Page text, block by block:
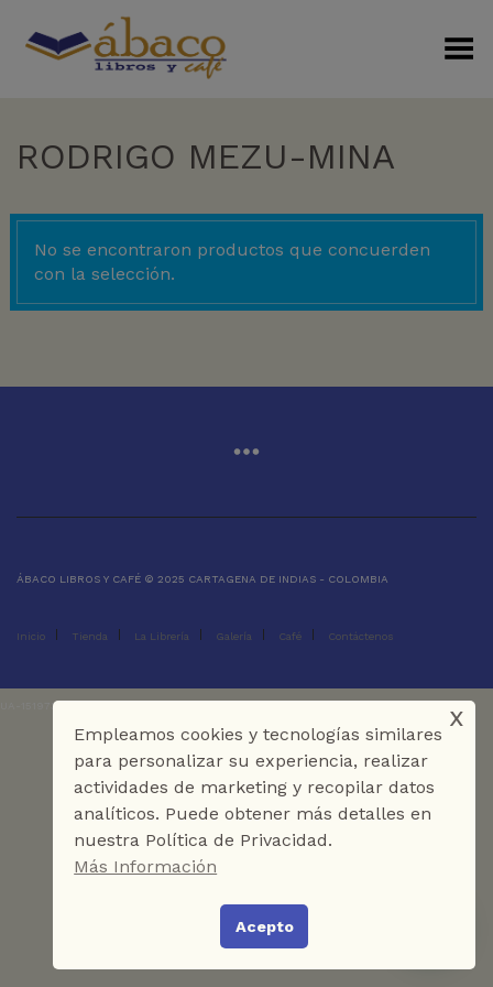
Menú Alterno
RODRIGO MEZU-MINA
No se encontraron productos que concuerden
con la selección.
ÁBACO LIBROS Y CAFÉ © 2025 CARTAGENA DE INDIAS - COLOMBIA
Inicio Tienda La Librería Galería Café Contáctenos
UA-151973273-1
Empleamos cookies y tecnologías similares
para personalizar su experiencia, realizar
actividades de marketing y recopilar datos
analíticos. Puede obtener más detalles en
nuestra Política de Privacidad.
Más Información
Acepto
x